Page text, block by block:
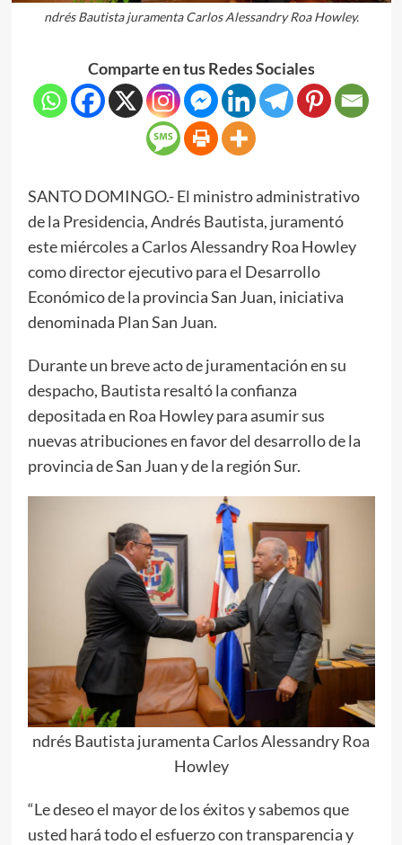
ndrés Bautista juramenta Carlos Alessandry Roa Howley.
Comparte en tus Redes Sociales
SANTO DOMINGO.- El ministro administrativo
de la Presidencia, Andrés Bautista, juramentó
este miércoles a Carlos Alessandry Roa Howley
como director ejecutivo para el Desarrollo
Económico de la provincia San Juan, iniciativa
denominada Plan San Juan.
Durante un breve acto de juramentación en su
despacho, Bautista resaltó la confianza
depositada en Roa Howley para asumir sus
nuevas atribuciones en favor del desarrollo de la
provincia de San Juan y de la región Sur.
ndrés Bautista juramenta Carlos Alessandry Roa
Howley
“Le deseo el mayor de los éxitos y sabemos que
usted hará todo el esfuerzo con transparencia y